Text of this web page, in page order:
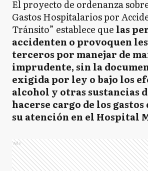
El proyecto de ordenanza
Gastos Hospitalarios por
Tránsito” establece que las
accidenten o provoquen
terceros por manejar de
imprudente, sin la
exigida por ley o bajo los
alcohol y otras sustancias
hacerse cargo de los gastos
su atención en el Hospital
Ads